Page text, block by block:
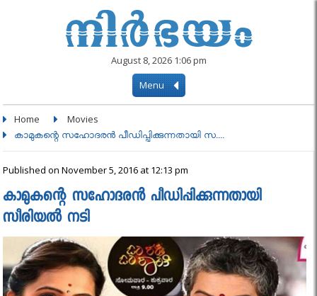
August 8, 2026 1:06 pm
Menu
Home Movies
കാമുകന്റെ സഹോദരന്‍ പീഡിപ്പിക്കുന്നതായി സ....
Published on November 5, 2016 at 12:13 pm
കാമുകന്റെ സഹോദരന്‍ പീഡിപ്പിക്കുന്നതായി
സീരിയല്‍ നടി